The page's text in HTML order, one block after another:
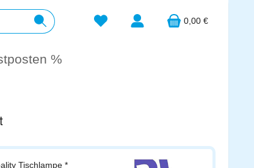
Du hast 0 Produkte auf dem
0,00 €
%
Tischlampe *